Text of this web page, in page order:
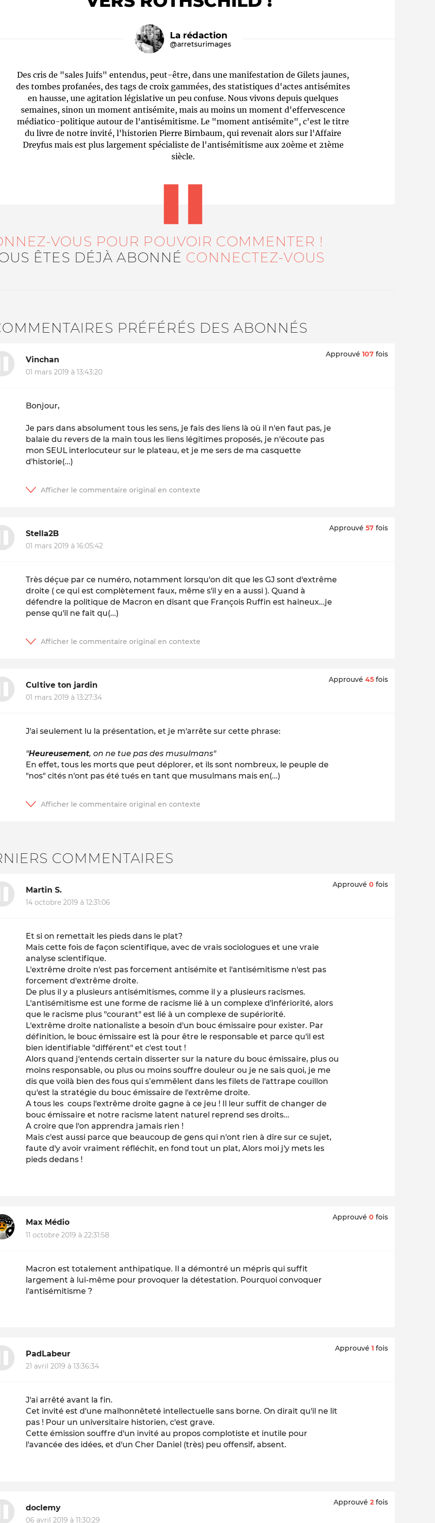
Le médiateur L'équipe Qui sommes-nous ?
La rédaction
@arretsurimages
Des cris de "sales Juifs" entendus, peut-être, dans une manifestation de Gilets jaunes,
des tombes profanées, des tags de croix gammées, des statistiques d'actes antisémites
en hausse, une agitation législative un peu confuse. Nous vivons depuis quelques
semaines, sinon un moment antisémite, mais au moins un moment d'effervescence
médiatico-politique autour de l'antisémitisme. Le "moment antisémite", c'est le titre
du livre de notre invité, l'historien Pierre Birnbaum, qui revenait alors sur l'Affaire
Dreyfus mais est plus largement spécialiste de l'antisémitisme aux 20ème et 21ème
siècle.
VOUS POUR POUVOIR COMMENTER !
ÊTES DÉJÀ ABONNÉ CONNECTEZ-VOUS
PRÉFÉRÉS DES ABONNÉS
Vinchan
01 mars 2019 à 13:43:20
Approuvé 107 fois
Bonjour,
Je pars dans absolument tous les sens, je fais des liens là où il n'en faut pas, je
balaie du revers de la main tous les liens légitimes proposés, je n'écoute pas
mon SEUL interlocuteur sur le plateau, et je me sers de ma casquette
d'historie(...)
Stella2B
01 mars 2019 à 16:05:42
Approuvé 57 fois
Très déçue par ce numéro, notamment lorsqu'on dit que les GJ sont d'extrême
droite ( ce qui est complètement faux, même s'il y en a aussi ). Quand à
défendre la politique de Macron en disant que François Ruffin est haineux...je
pense qu'il ne fait qu(...)
Cultive ton jardin
01 mars 2019 à 13:27:34
Approuvé 45 fois
J'ai seulement lu la présentation, et je m'arrête sur cette phrase:
"Heureusement, on ne tue pas des musulmans"
En effet, tous les morts que peut déplorer, et ils sont nombreux, le peuple de
"nos" cités n'ont pas été tués en tant que musulmans mais en(...)
COMMENTAIRES
Martin S.
14 octobre 2019 à 12:31:06
Approuvé 0 fois
Et si on remettait les pieds dans le plat?
Mais cette fois de façon scientifique, avec de vrais sociologues et une vraie
analyse scientifique.
L'extrême droite n'est pas forcement antisémite et l'antisémitisme n'est pas
forcement d'extrême droite.
De plus il y a plusieurs antisémitismes, comme il y a plusieurs racismes.
L'antisémitisme est une forme de racisme lié à un complexe d'infériorité, alors
que le racisme plus "courant" est lié à un complexe de supériorité.
L'extrême droite nationaliste a besoin d'un bouc émissaire pour exister. Par
définition, le bouc émissaire est là pour être le responsable et parce qu'il est
bien identifiable "différent" et c'est tout !
Alors quand j'entends certain disserter sur la nature du bouc émissaire, plus ou
moins responsable, ou plus ou moins souffre douleur ou je ne sais quoi, je me
dis que voilà bien des fous qui s’emmêlent dans les filets de l'attrape couillon
qu'est la stratégie du bouc émissaire de l'extrême droite.
A tous les coups l'extrême droite gagne à ce jeu ! Il leur suffit de changer de
bouc émissaire et notre racisme latent naturel reprend ses droits...
A croire que l'on apprendra jamais rien !
Mais c'est aussi parce que beaucoup de gens qui n'ont rien à dire sur ce sujet,
faute d'y avoir vraiment réfléchit, en fond tout un plat, Alors moi j'y mets les
pieds dedans !
Max Médio
11 octobre 2019 à 22:31:58
Approuvé 0 fois
Macron est totalement anthipatique. Il a démontré un mépris qui suffit
largement à lui-même pour provoquer la détestation. Pourquoi convoquer
l'antisémitisme ?
PadLabeur
21 avril 2019 à 13:36:34
Approuvé 1 fois
J'ai arrêté avant la fin.
Cet invité est d'une malhonnêteté intellectuelle sans borne. On dirait qu'il ne lit
pas ! Pour un universitaire historien, c'est grave.
Cette émission souffre d'un invité au propos complotiste et inutile pour
l'avancée des idées, et d'un Cher Daniel (très) peu offensif, absent.
doclemy
06 avril 2019 à 11:30:29
Approuvé 2 fois